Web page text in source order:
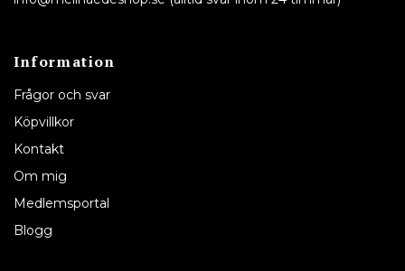
Information
Frågor och svar
Köpvillkor
Kontakt
Om mig
Medlemsportal
Blogg